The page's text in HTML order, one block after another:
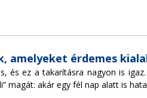
amelyeket érdemes
ez a takarításra nagyon is
magát: akár egy fél nap alatt is